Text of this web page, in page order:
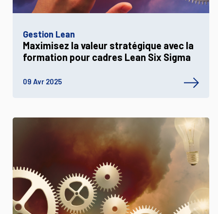
Gestion Lean
Maximisez la valeur stratégique avec la
formation pour cadres Lean Six Sigma
09 Avr 2025